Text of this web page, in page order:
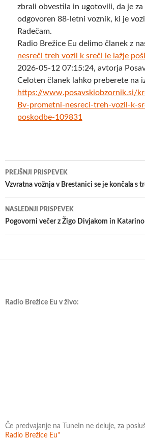
zbrali obvestila in ugotovili, da je za
odgovoren 88-letni voznik, ki je
Radečam.
Radio Brežice Eu delimo članek z
nesreči treh vozil k sreči le lažje
2026-05-12 07:15:24, avtorja
Celoten članek lahko preberete na
https://www.posavskiobzornik.si/
Bv-prometni-nesreci-treh-vozil-k-
poskodbe-109831
Krmarjenje
po
prispevkih
PREJŠNJI PRISPEVEK
Vzvratna vožnja v Brestanici se je končala s
NASLEDNJI PRISPEVEK
Pogovorni večer z Žigo Divjakom in
Radio Brežice Eu v živo:
Če predvajanje na TuneIn ne deluje, za
Radio Brežice Eu"